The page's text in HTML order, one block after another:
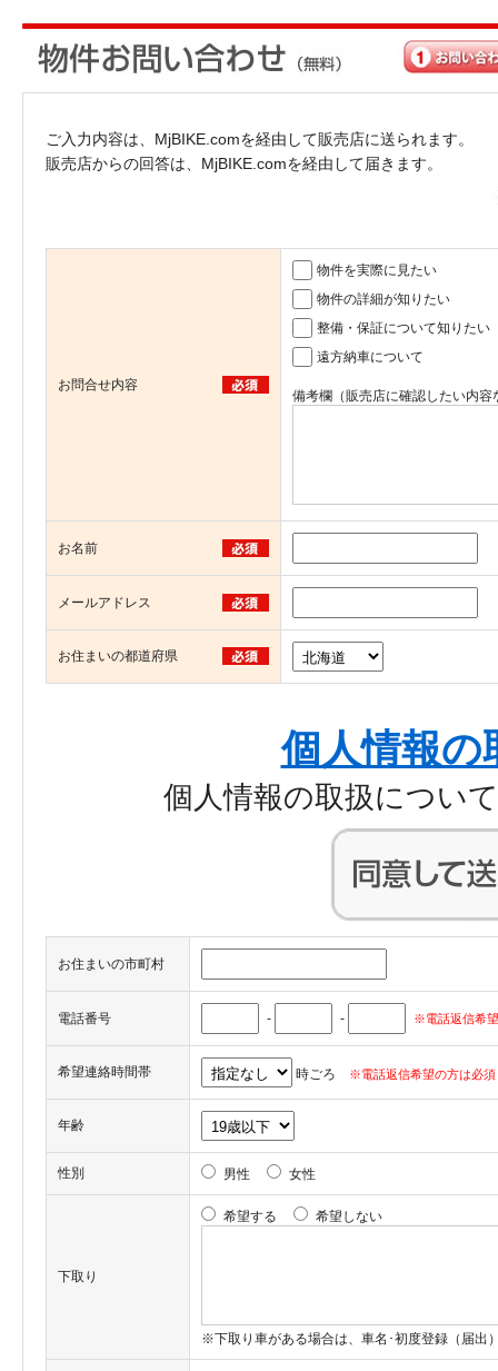
ご入力内容は、MjBIKE.comを経由して販売店に送られます。
販売店からの回答は、MjBIKE.comを経由して届きます。
お問合せ内容
物件を実際に見たい
物件の詳細が知りたい
整備・保証について知りたい
遠方納車について
備考欄（販売店に確認したい内
お名前
メールアドレス
お住まいの都道府県
個人情報の
個人情報の取扱につい
お住まいの市町村
電話番号 - - ※電話返信希
希望連絡時間帯 時ごろ ※電話返信希望の方は必須
年齢
性別 男性 女性
下取り
希望する 希望しない
※下取り車がある場合は、車名･初度登録（届出